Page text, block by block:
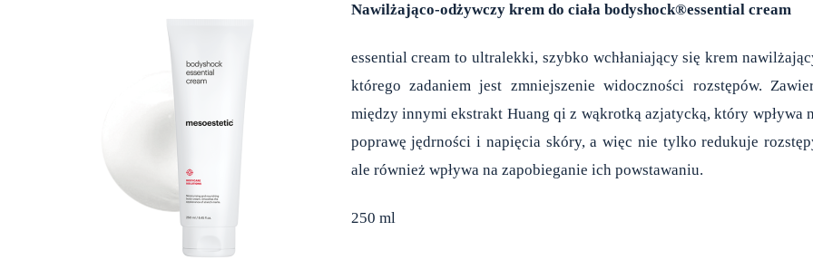
Nawilżająco-odżywczy krem do ciała bodyshock®essential cream
essential cream to ultralekki, szybko wchłaniający się krem
którego zadaniem jest zmniejszenie widoczności rozstępów.
między innymi ekstrakt Huang qi z wąkrotką azjatycką, który wpływa
poprawę jędrności i napięcia skóry, a więc nie tylko redukuje
ale również wpływa na zapobieganie ich powstawaniu.
250 ml